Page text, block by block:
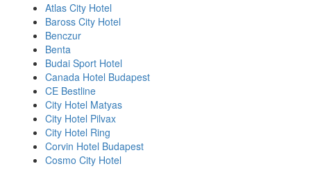
Atlas City Hotel
Baross City Hotel
Benczur
Benta
Budai Sport Hotel
Canada Hotel Budapest
CE Bestline
City Hotel Matyas
City Hotel Pilvax
City Hotel Ring
Corvin Hotel Budapest
Cosmo City Hotel